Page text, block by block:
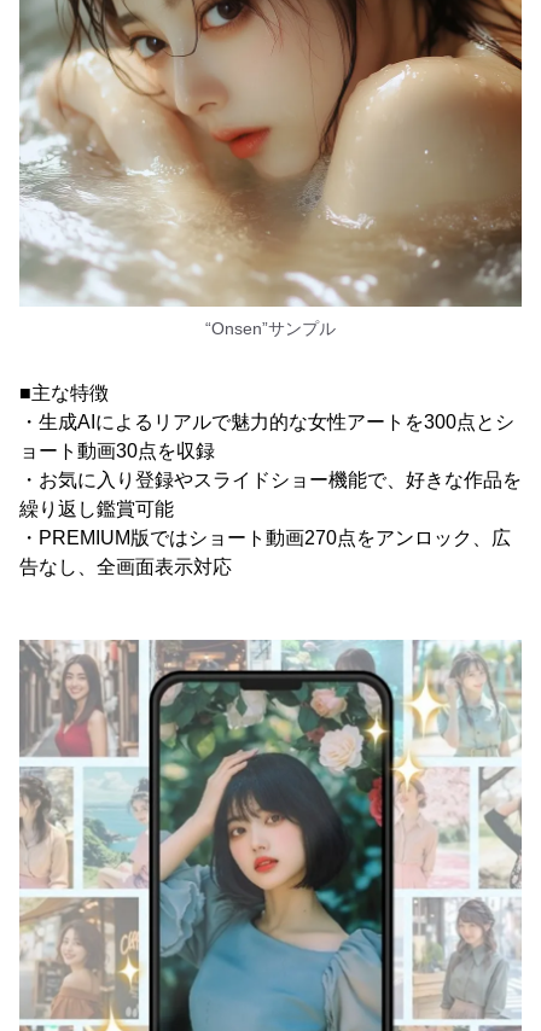
“Onsen”サンプル
■主な特徴
・生成AIによるリアルで魅力的な女性アートを300点とシ
ョート動画30点を収録
・お気に入り登録やスライドショー機能で、好きな作品を
繰り返し鑑賞可能
・PREMIUM版ではショート動画270点をアンロック、広
告なし、全画面表示対応